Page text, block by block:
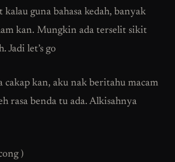
kalau guna bahasa kedah, banyak
kan. Mungkin ada terselit sikit
Jadi let’s go
cakap kan, aku nak beritahu macam
rasa benda tu ada. Alkisahnya
)